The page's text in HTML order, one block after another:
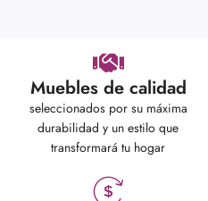
Muebles de calidad
seleccionados por su máxima
durabilidad y un estilo que
transformará tu hogar